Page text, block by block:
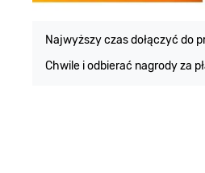
Najwyższy czas dołączyć do
Chwile i odbierać nagrody za